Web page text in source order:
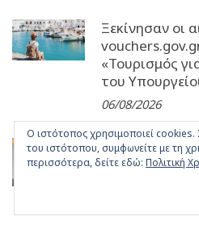
Ξεκίνησαν οι
«Τουρισμός
του
06/08/2026
Γεύση από
θαλασσινοί
Ο ιστότοπος χρησιμοποιεί cookies.
του ιστότοπου, συμφωνείτε με τη
περισσότερα, δείτε εδώ: Πολιτική